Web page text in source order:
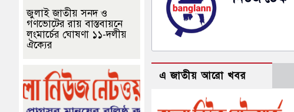
এ জাতীয় আরো খবর
জুলাই জাতীয় সনদ ও
গণভোটের রায় বাস্তবায়নে
লংমার্চের ঘোষণা ১১-দলীয়
ঐক্যের